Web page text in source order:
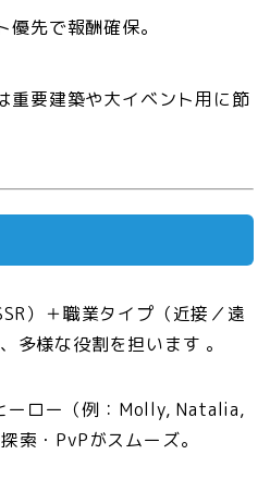
先で報酬確保。
重要建築や大イベント用に節
）＋職業タイプ（近接／遠
多様な役割を担います 。
ーロー（例：Molly, Natalia,
索・PvPがスムーズ。